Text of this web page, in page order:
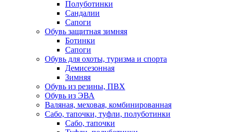
Полуботинки
Сандалии
Сапоги
Обувь защитная зимняя
Ботинки
Сапоги
Обувь для охоты, туризма и спорта
Демисезонная
Зимняя
Обувь из резины, ПВХ
Обувь из ЭВА
Валяная, меховая, комбинированная
Сабо, тапочки, туфли, полуботинки
Сабо, тапочки